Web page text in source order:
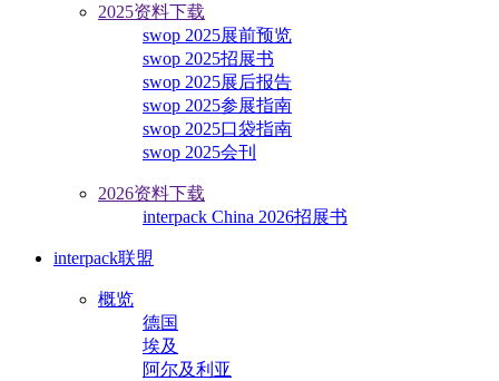
2025资料下载
swop 2025展前预览
swop 2025招展书
swop 2025展后报告
swop 2025参展指南
swop 2025口袋指南
swop 2025会刊
2026资料下载
interpack China 2026招展书
interpack联盟
概览
德国
埃及
阿尔及利亚